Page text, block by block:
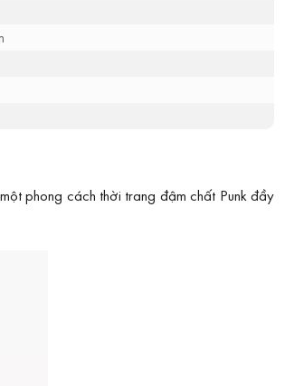
phong cách thời trang đậm chất Punk đầy